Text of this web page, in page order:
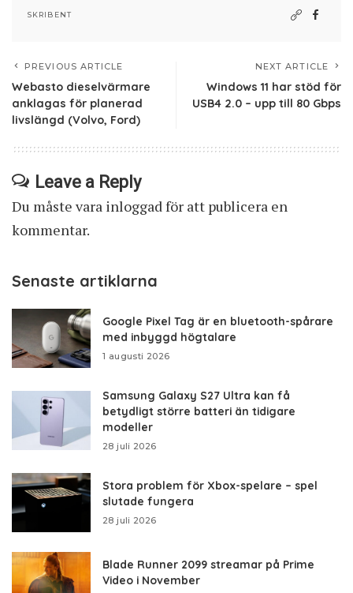
SKRIBENT
PREVIOUS ARTICLE
Webasto dieselvärmare
anklagas för planerad
livslängd (Volvo, Ford)
NEXT ARTICLE
Windows 11 har stöd för
USB4 2.0 – upp till 80 Gbps
Leave a Reply
Du måste vara inloggadför att publicera en
kommentar.
Senaste artiklarna
Google Pixel Tag är en bluetooth-spårare
med inbyggd högtalare
1 augusti 2026
Samsung Galaxy S27 Ultra kan få
betydligt större batteri än tidigare
modeller
28 juli 2026
Stora problem för Xbox-spelare – spel
slutade fungera
28 juli 2026
Blade Runner 2099 streamar på Prime
Video i November